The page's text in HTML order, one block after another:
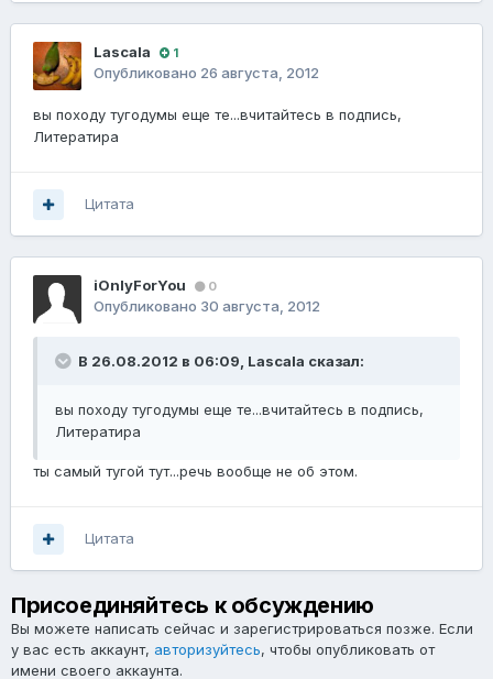
Lascala 1
Опубликовано 26 августа, 2012
вы походу тугодумы еще те...вчитайтесь в подпись,
Литератира
Цитата
iOnlyForYou 0
Опубликовано 30 августа, 2012
В 26.08.2012 в 06:09, Lascala сказал:
вы походу тугодумы еще те...вчитайтесь в подпись,
Литератира
ты самый тугой тут...речь вообще не об этом.
Цитата
Присоединяйтесь к обсуждению
Вы можете написать сейчас и зарегистрироваться позже. Если
у вас есть аккаунт, авторизуйтесь, чтобы опубликовать от
имени своего аккаунта.